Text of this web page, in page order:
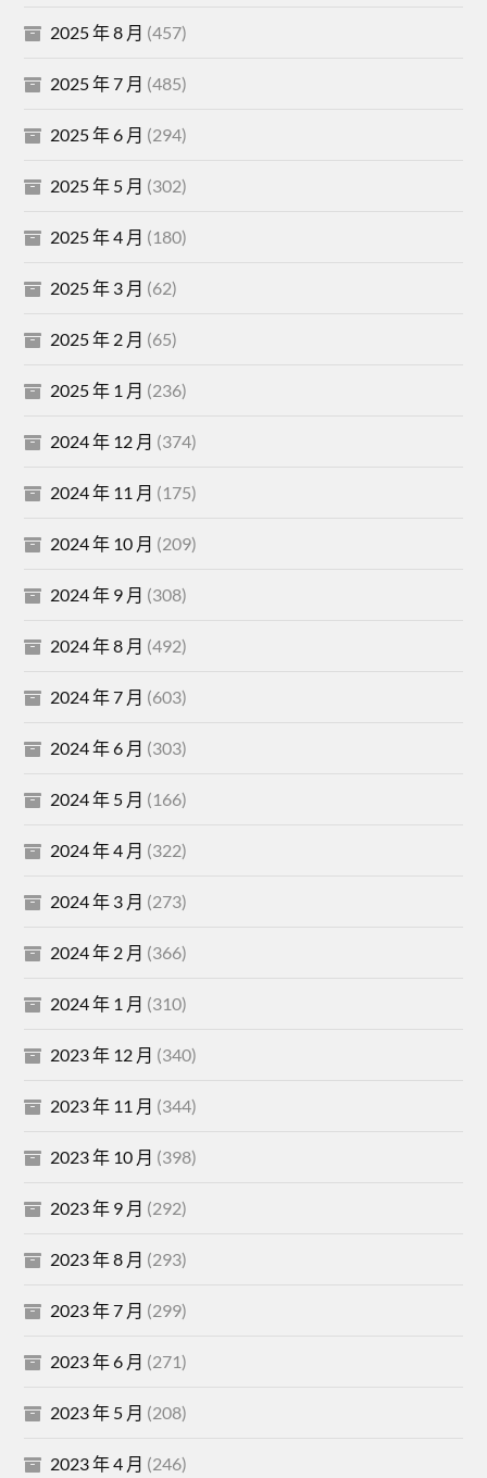
2025 年 8 月 (457)
2025 年 7 月 (485)
2025 年 6 月 (294)
2025 年 5 月 (302)
2025 年 4 月 (180)
2025 年 3 月 (62)
2025 年 2 月 (65)
2025 年 1 月 (236)
2024 年 12 月 (374)
2024 年 11 月 (175)
2024 年 10 月 (209)
2024 年 9 月 (308)
2024 年 8 月 (492)
2024 年 7 月 (603)
2024 年 6 月 (303)
2024 年 5 月 (166)
2024 年 4 月 (322)
2024 年 3 月 (273)
2024 年 2 月 (366)
2024 年 1 月 (310)
2023 年 12 月 (340)
2023 年 11 月 (344)
2023 年 10 月 (398)
2023 年 9 月 (292)
2023 年 8 月 (293)
2023 年 7 月 (299)
2023 年 6 月 (271)
2023 年 5 月 (208)
2023 年 4 月 (246)